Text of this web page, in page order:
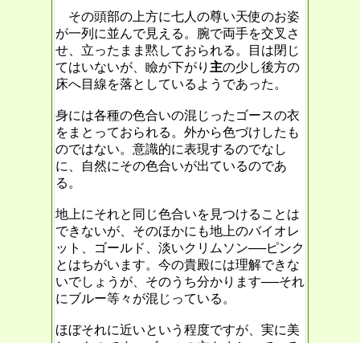
その頭部の上方に七人の尊い天使のお姿
が一列に並んで見える。腕で両手を交叉さ
せ、立ったまま黙しておられる。目は閉じ
てはいないが、瞼が下がり 主の少し後方の
床へ目線を落としているようであった。
身には各種の色合いの混じったゴースの衣
をまとっておられる。外から色づけしたも
のではない。意識的に表現するのでなし
に、
自然にその色合いが出ているのであ
る。
地上にそれと同じ色合いを見つけることは
できないが、そのほかにも地上のバイオレ
ット、ゴールド、淡いクリムソン──ピンク
とはちがいます。今の貴殿には理解できな
いでしょうが、そのうち分かります──それ
にブルー等々が混じっている。
ほぼそれに近いという程度ですが、実に美